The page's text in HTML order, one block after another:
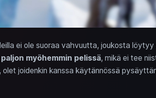
ei ole suoraa vahvuutta, joukosta
myöhemmin pelissä, mikä ei tee
olet joidenkin kanssa käytännössä